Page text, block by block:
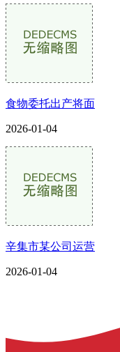
食物委托出产将面
2026-01-04
辛集市某公司运营
2026-01-04